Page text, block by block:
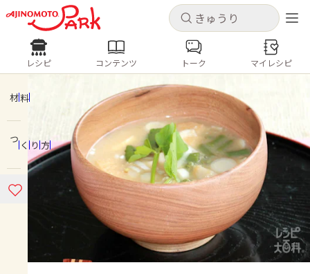
キャンセル
ログインするとレシピを保存できます
ログイン 新規登録
ホーム
コンテンツ
キャンセル
レシピ コンテンツ
人気の食材・レシピ
きゅうり なす トマト
とうもろこし
ピーマン
みょうが ゴーヤ
レシピ コンテンツ トーク マイレシピ
材料
つくり方